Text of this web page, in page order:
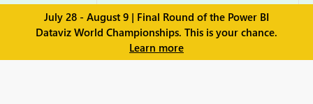
July 28 - August 9 | Final Round of the Power BI
Dataviz World Championships. This is your chance.
Learn more